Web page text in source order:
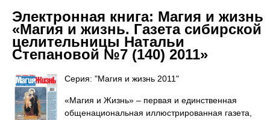
Электронная книга: Магия и жизнь
«Магия и жизнь. Газета сибирской
целительницы Натальи
Степановой №7 (140) 2011»
Серия: "Магия и жизнь 2011"
«Магия и Жизнь» – первая и единственная
общенациональная иллюстрированная газета,